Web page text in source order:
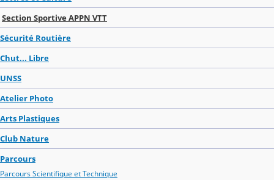
Section Sportive APPN VTT
Sécurité Routière
Chut... Libre
UNSS
Atelier Photo
Arts Plastiques
Club Nature
Parcours
Parcours Scientifique et Technique